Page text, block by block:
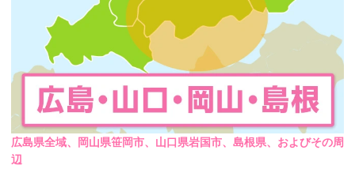
広島県全域、岡山県笹岡市、山口県岩国市、島根県、およびその周
辺